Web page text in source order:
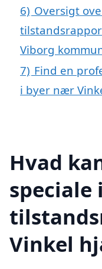
6) Oversigt
Viborg
7) Find en
i byer nær
Hvad
speciale i
Vinkel